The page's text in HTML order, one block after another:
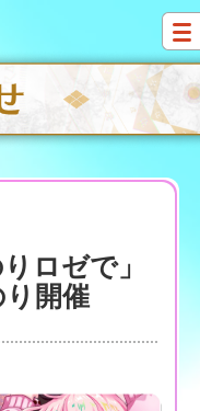
ロゼで」
開催